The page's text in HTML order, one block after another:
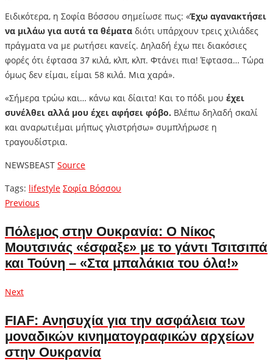
Ειδικότερα, η Σοφία Βόσσου σημείωσε πως: «Έχω αγανακτήσει
να μιλάω για αυτά τα θέματα διότι υπάρχουν τρεις χιλιάδες
πράγματα να με ρωτήσει κανείς. Δηλαδή έχω πει διακόσιες
φορές ότι έφτασα 37 κιλά, κλπ, κλπ. Φτάνει πια! Έφτασα… Τώρα
όμως δεν είμαι, είμαι 58 κιλά. Μια χαρά».
«Σήμερα τρώω και… κάνω και δίαιτα! Και το πόδι μου έχει
συνέλθει αλλά μου έχει αφήσει φόβο. Βλέπω δηλαδή σκαλί
και αναρωτιέμαι μήπως γλιστρήσω» συμπλήρωσε η
τραγουδίστρια.
NEWSBEAST Source
Tags: lifestyle Σοφία Βόσσου
Πλοήγηση
άρθρων
Previous
Πόλεμος στην Ουκρανία: Ο Νίκος
Μουτσινάς «έσφαξε» με το γάντι Τσιτσιπά
και Τούνη – «Στα μπαλάκια του όλα!»
NextNext
FIAF: Ανησυχία για την ασφάλεια των
μοναδικών κινηματογραφικών αρχείων
στην Ουκρανία